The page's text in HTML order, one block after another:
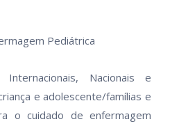
Pediátrica
Nacionais e
e adolescente/famílias e
o cuidado de enfermagem